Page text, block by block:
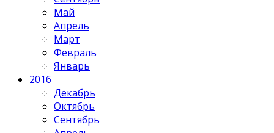
Май
Апрель
Март
Февраль
Январь
2016
Декабрь
Октябрь
Сентябрь